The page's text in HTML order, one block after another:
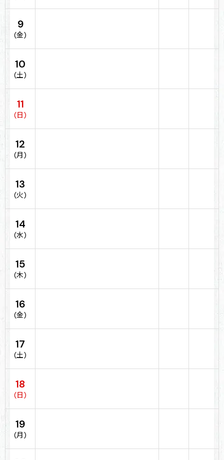
9
(金)
10
(土)
11
(日)
12
(月)
13
(火)
14
(水)
15
(木)
16
(金)
17
(土)
18
(日)
19
(月)